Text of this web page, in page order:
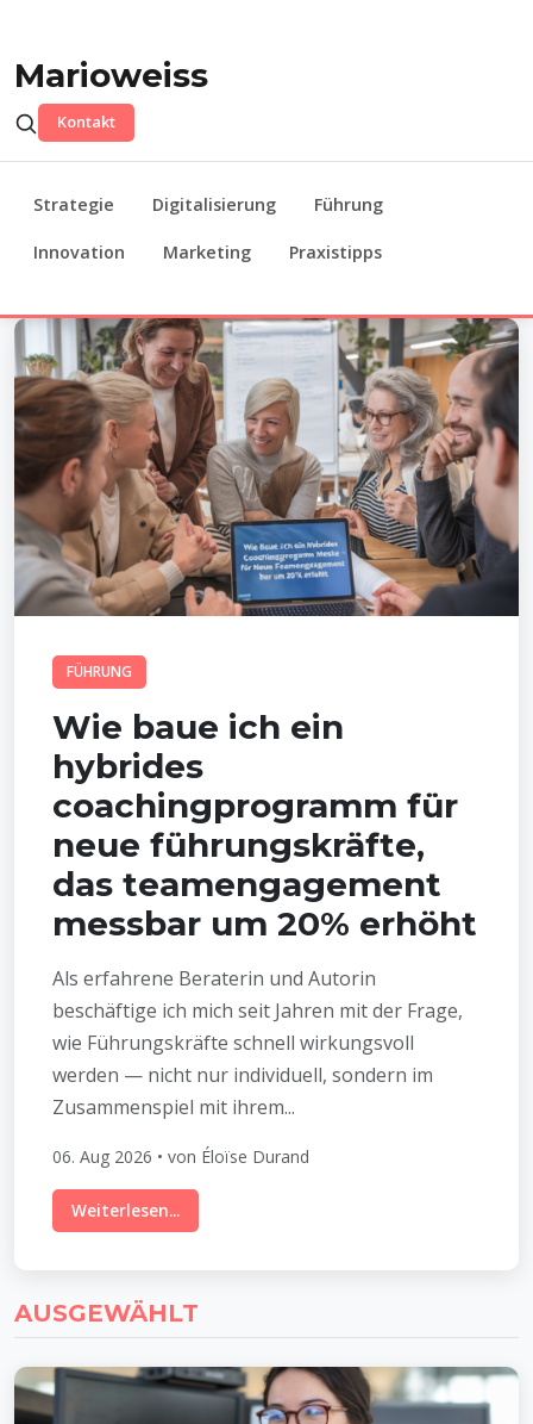
Marioweiss
Kontakt
Strategie Digitalisierung Führung
Innovation Marketing Praxistipps
FÜHRUNG
Wie baue ich ein
hybrides
coachingprogramm für
neue führungskräfte,
das teamengagement
messbar um 20% erhöht
Als erfahrene Beraterin und Autorin
beschäftige ich mich seit Jahren mit der Frage,
wie Führungskräfte schnell wirkungsvoll
werden — nicht nur individuell, sondern im
Zusammenspiel mit ihrem...
06. Aug 2026 • von Éloïse Durand
Weiterlesen...
AUSGEWÄHLT